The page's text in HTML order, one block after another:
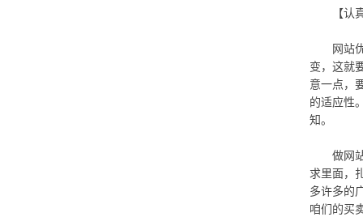
【认真
网站优
变，这就
意一点，
的适应性
知。
做网站
求里面，
多许多的
咱们的买